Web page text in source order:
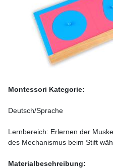
Montessori Kategorie:
Deutsch/Sprache
Lernbereich: Erlernen der
des Mechanismus beim Stift
Materialbeschreibung: